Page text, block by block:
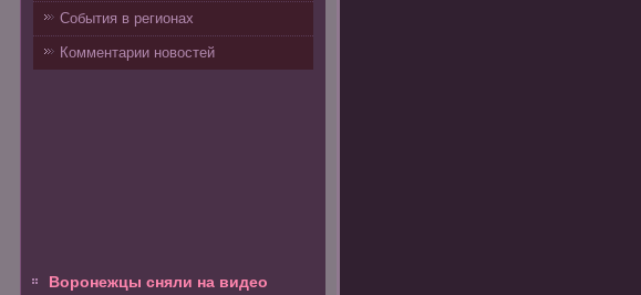
События в регионах
Комментарии новостей
Воронежцы сняли на видео